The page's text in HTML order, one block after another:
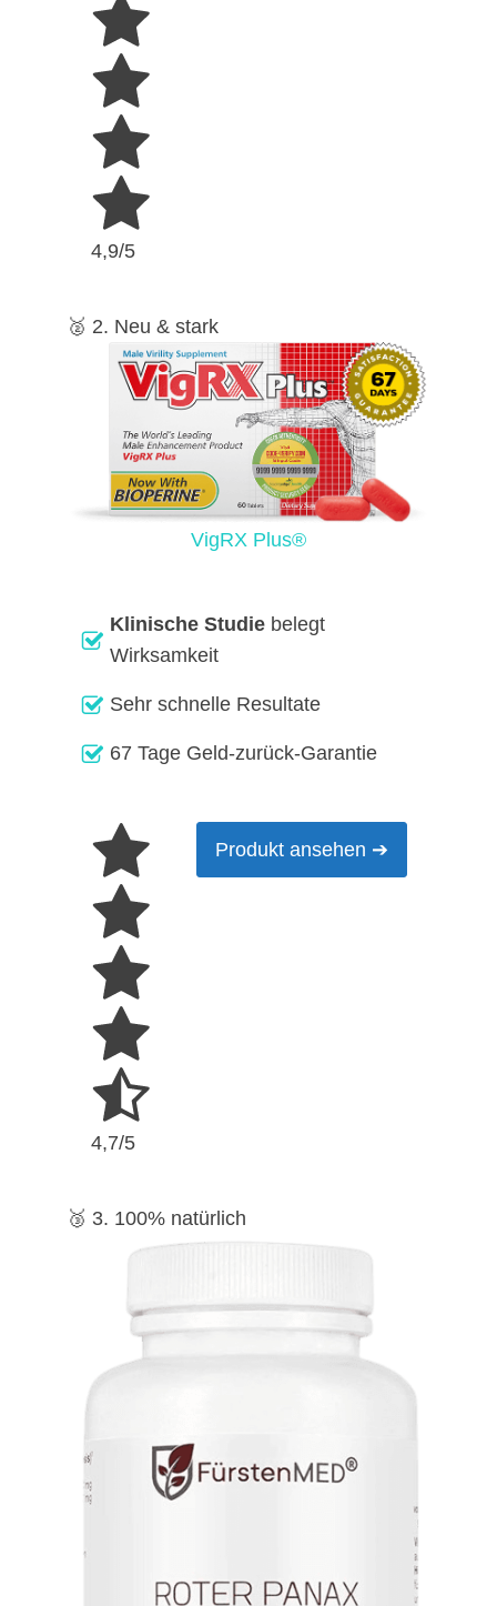
4,9/5
🥈 2. Neu & stark
VigRX Plus®
Klinische Studie belegt
Wirksamkeit
Sehr schnelle Resultate
67 Tage Geld-zurück-Garantie
4,7/5
Produkt ansehen ➔
🥉 3. 100% natürlich